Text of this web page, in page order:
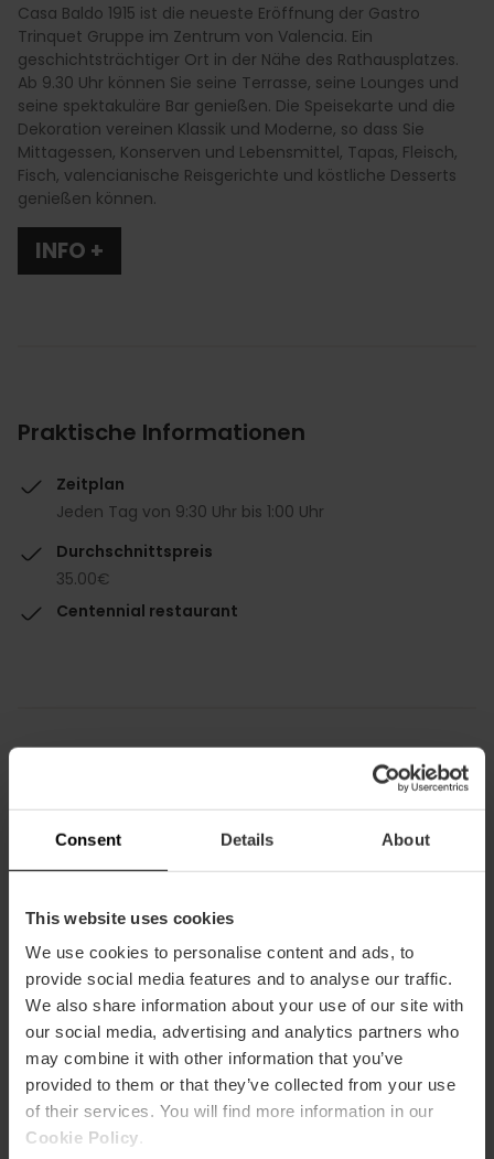
Consent Details About
This website uses cookies
We use cookies to personalise content and ads, to
provide social media features and to analyse our traffic.
We also share information about your use of our site with
our social media, advertising and analytics partners who
may combine it with other information that you’ve
provided to them or that they’ve collected from your use
of their services. You will find more information in our
Cookie Policy
Casa Baldo 1915 ist die neueste Eröffnung der Gastro
Trinquet Gruppe im Zentrum von Valencia. Ein
geschichtsträchtiger Ort in der Nähe des Rathausplatzes.
Ab 9.30 Uhr können Sie seine Terrasse, seine Lounges und
seine spektakuläre Bar genießen. Die Speisekarte und die
Dekoration vereinen Klassik und Moderne, so dass Sie
Mittagessen, Konserven und Lebensmittel, Tapas, Fleisch,
Fisch, valencianische Reisgerichte und köstliche Desserts
genießen können.
INFO +
Praktische Informationen
Zeitplan
Jeden Tag von 9:30 Uhr bis 1:00 Uhr
Durchschnittspreis
35.00€
Centennial restaurant
Restaurantkapazität
213
Wie komme ich an?
Metro
L3,L5,L9